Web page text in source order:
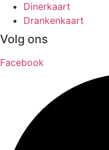
Dinerkaart
Drankenkaart
Volg ons
Facebook